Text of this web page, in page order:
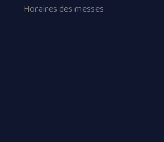
Horaires des messes